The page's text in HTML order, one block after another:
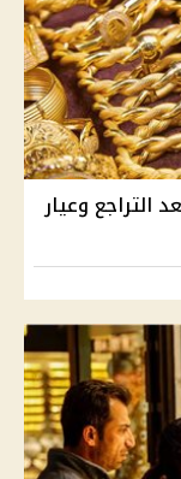
التراجع وعيار